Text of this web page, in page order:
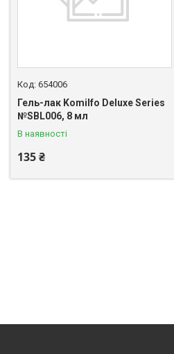
654006
Гель-лак Komilfo Deluxe Series
№SBL006, 8 мл
В наявності
135 ₴